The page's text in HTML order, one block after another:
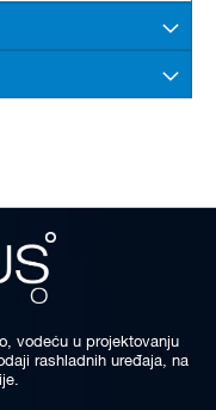
vodeću u projektovanju
rashladnih uređaja, na